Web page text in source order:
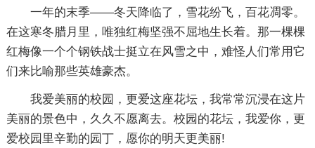
一年的末季——冬天降临了，雪花纷飞，百花凋零。
在这寒冬腊月里，唯独红梅坚强不屈地生长着。那一棵棵
红梅像一个个钢铁战士挺立在风雪之中，难怪人们常用它
们来比喻那些英雄豪杰。
我爱美丽的校园，更爱这座花坛，我常常沉浸在这片
美丽的景色中，久久不愿离去。校园的花坛，我爱你，更
爱校园里辛勤的园丁，愿你的明天更美丽!